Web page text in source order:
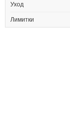
Уход
Лимитки